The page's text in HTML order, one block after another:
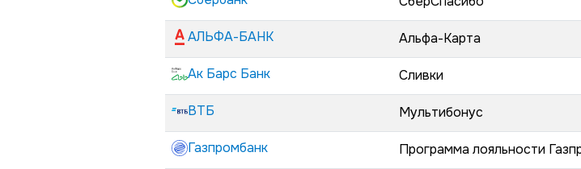
АЛЬФА-БАНК Альфа-Карта
Ак Барс Банк Сливки
ВТБ Мультибонус
Газпромбанк Программа лояльности